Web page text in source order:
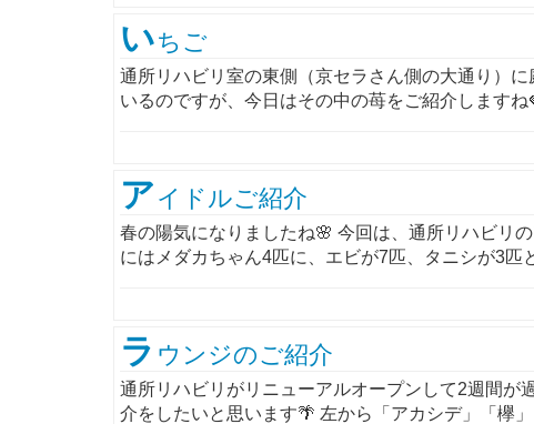
いちご
通所リハビリ室の東側（京セラさん側の大通り）
いるのですが、今日はその中の苺をご紹介します
ア イドルご紹介
春の陽気になりましたね🌸 今回は、通所リハビリ
にはメダカちゃん4匹に、エビが7匹、タニシが3
ラ ウンジのご紹介
通所リハビリがリニューアルオープンして2週間が
介をしたいと思います🌴 左から「アカシデ」「欅